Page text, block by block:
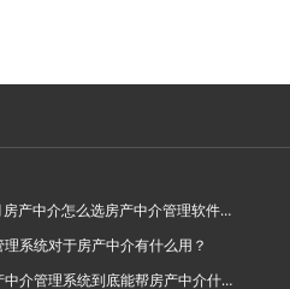
2026年8月房产中介怎么选房产中介管理软件系统？
理系统对于房产中介有什么用？
房在线房产中介管理系统到底能帮房产中介什么忙？